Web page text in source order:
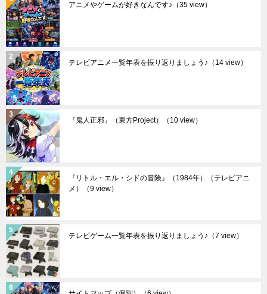
アニメやゲームが好きなんです♪ （35 view）
テレビアニメ一覧年表を振り返りましょう♪ （14 view）
『鬼人正邪』（東方Project） （10 view）
『リトル・エル・シドの冒険』（1984年）（テレビアニ
メ）
（9 view）
テレビゲーム一覧年表を振り返りましょう♪ （7 view）